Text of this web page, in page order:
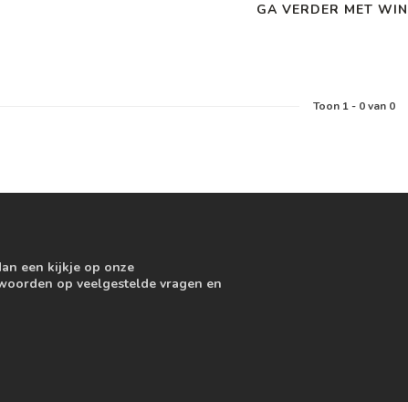
GA VERDER MET
Toon 1- 0van 0
een kijkje op onze
op veelgestelde vragen en